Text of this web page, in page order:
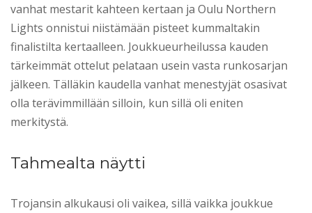
vanhat mestarit kahteen kertaan ja Oulu Northern
Lights onnistui niistämään pisteet kummaltakin
finalistilta kertaalleen. Joukkueurheilussa kauden
tärkeimmät ottelut pelataan usein vasta runkosarjan
jälkeen. Tälläkin kaudella vanhat menestyjät osasivat
olla terävimmillään silloin, kun sillä oli eniten
merkitystä.
Tahmealta näytti
Trojansin alkukausi oli vaikea, sillä vaikka joukkue